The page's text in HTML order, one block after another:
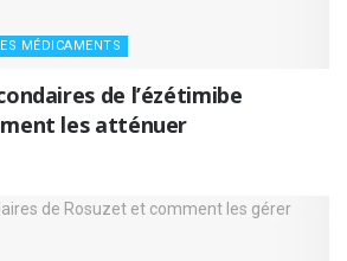
MÉDICAMENTS
de l’ézétimibe
les atténuer